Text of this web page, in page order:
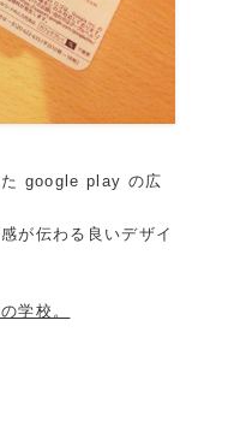
た google play の広
が伝わる良いデザイ
学校。